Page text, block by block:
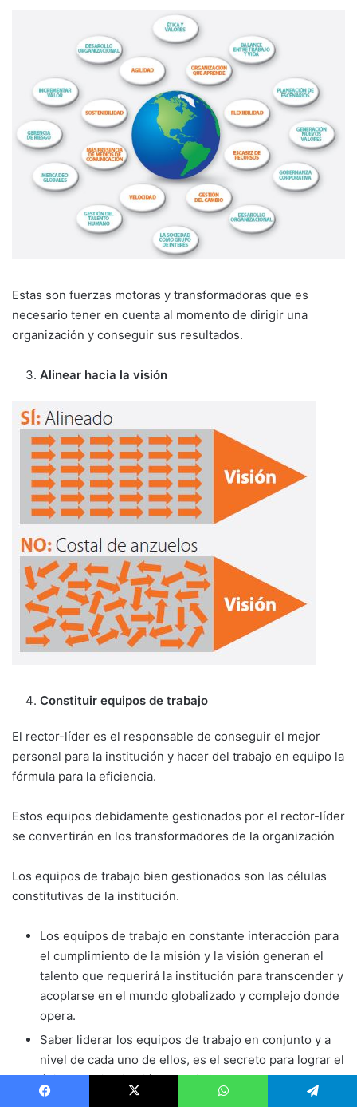
Estas son fuerzas motoras y transformadoras que es
necesario tener en cuenta al momento de dirigir una
organización y conseguir sus re­sultados.
Alinear hacia la visión
Constituir equipos de trabajo
El rector-líder es el responsable de conseguir el mejor
personal para la institución y hacer del trabajo en equipo la
fórmula para la eficiencia.
Estos equipos debidamente gestionados por el rector-líder
se convertirán en los transfor­madores de la organización
Los equipos de trabajo bien gestionados son las células
constitutivas de la institución.
Los equipos de trabajo en constante interac­ción para
el cumplimiento de la misión y la visión generan el
talento que requerirá la ins­titución para transcender y
acoplarse en el mundo globalizado y complejo donde
opera.
Saber liderar los equipos de trabajo en con­junto y a
nivel de cada uno de ellos, es el secreto para lograr el
éxito de la institución materializado en resultados
concretos.